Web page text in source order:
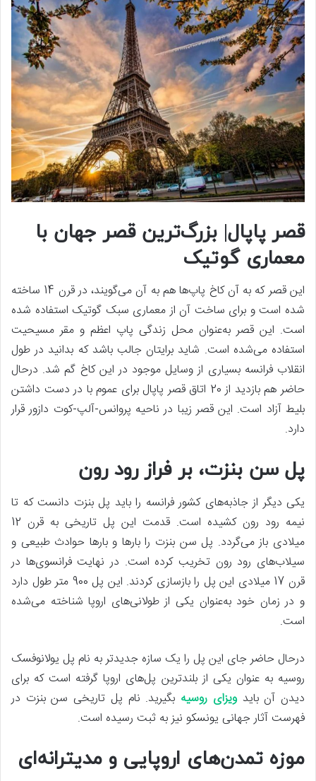
قصر پاپال| بزرگ‌ترین قصر جهان با
معماری گوتیک
این قصر که به آن کاخ پاپ‌ها هم به آن می‌گویند، در قرن 14 ساخته
شده است و برای ساخت آن از معماری سبک گوتیک استفاده شده
است. این قصر به‌عنوان محل زندگی پاپ اعظم و مقر مسیحیت
استفاده می‌شده است. شاید برایتان جالب باشد که بدانید در طول
انقلاب فرانسه بسیاری از وسایل موجود در این کاخ گم شد. درحال
حاضر هم بازدید از 20 اتاق قصر پاپال برای عموم با در دست داشتن
بلیط آزاد است. این قصر زیبا در ناحیه پروانس-آلپ-کوت دازور قرار
دارد.
پل سن بنزت، بر فراز رود رون
یکی دیگر از جاذبه‌های کشور فرانسه را باید پل بنزت دانست که تا
نیمه رود رون کشیده است. قدمت این پل تاریخی به قرن 12
میلادی باز می‌گردد. پل سن بنزت را بارها و بارها حوادث طبیعی و
سیلاب‌های رود رون تخریب کرده است. در نهایت فرانسوی‌ها در
قرن 17 میلادی این پل را بازسازی کردند. این پل 900 متر طول دارد
و در زمان خود به‌عنوان یکی از طولانی‌های اروپا شناخته می‌شده
است.
درحال حاضر جای این پل را یک سازه جدید‌تر به نام پل یولانوفسک
روسیه به عنوان یکی از بلندترین پل‌های اروپا گرفته است که برای
دیدن آن باید ویزای روسیه بگیرید. نام پل تاریخی سن بنزت در
فهرست آثار جهانی یونسکو نیز به ثبت رسیده است.
موزه تمدن‌های اروپایی و مدیترانه‌ای